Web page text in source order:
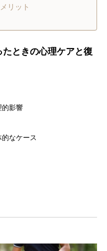
リット
ときの心理ケアと復
的影響
なケース